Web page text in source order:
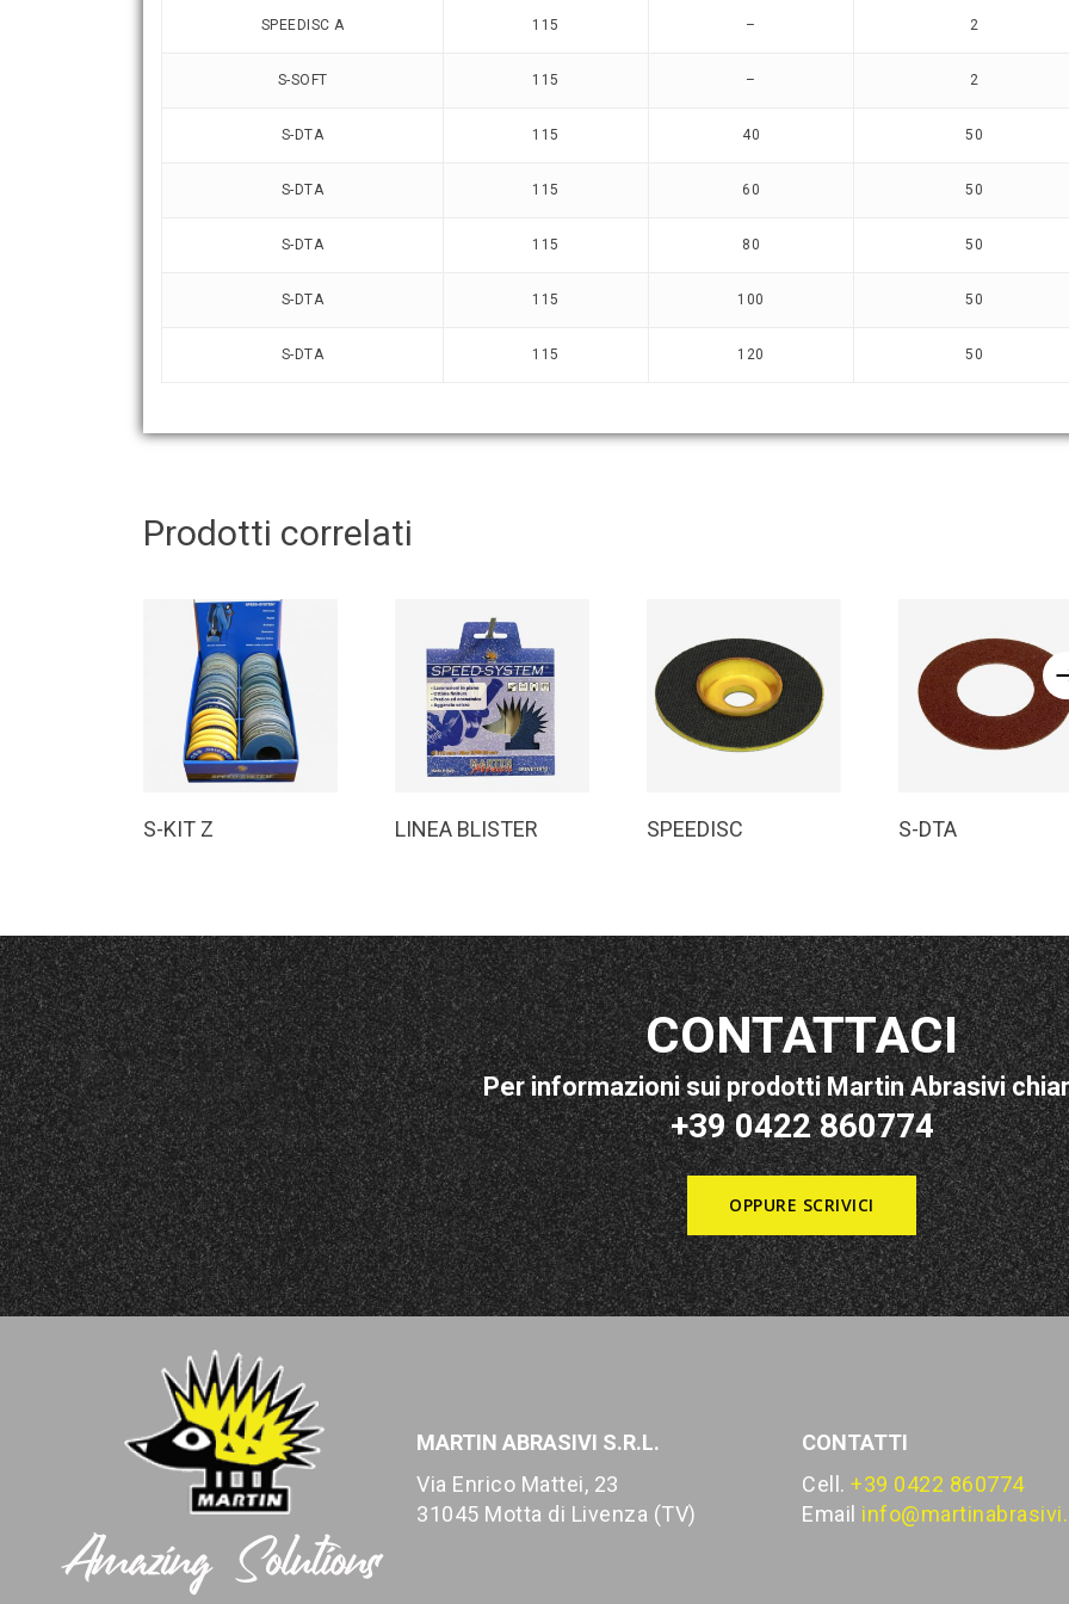
SPEEDISC A 115 – 2
S-SOFT 115 – 2
S-DTA 115 40 50
S-DTA 115 60 50
S-DTA 115 80 50
S-DTA 115 100 50
S-DTA 115 120 50
Prodotti correlati
Leggi Tutto
S-KIT Z Leggi Tutto
LINEA BLISTER Leggi Tutto
SPEEDISC Leggi Tutto
S-DTA
CONTATTACI
Per informazioni sui prodotti Martin Abrasivi
+39 0422 860774
OPPURE SCRIVICI
MARTIN ABRASIVI S.R.L.
Via Enrico Mattei, 23
31045 Motta di Livenza (TV)
CONTATTI
Cell. +39 0422 860774
Email